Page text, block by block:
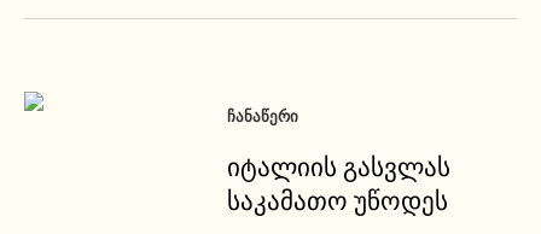
ᲩᲐᲜᲐᲬᲔᲠᲘ
იტალიის გასვლას
საკამათო უწოდეს